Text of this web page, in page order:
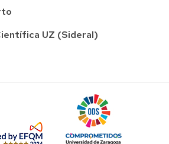
UZ (Sideral)